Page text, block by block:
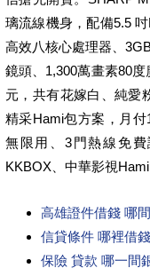
璃流線機身，配備5.5
高效八核心處理器、
鏡頭、1,300萬畫素80
元，共有花嫁白、純愛
精采Hami包方案，月
無限用、3門熱線免費
KKBOX、中華影視
高雄證件借錢 哪
信貸條件 哪裡借
保險 貸款 哪一間